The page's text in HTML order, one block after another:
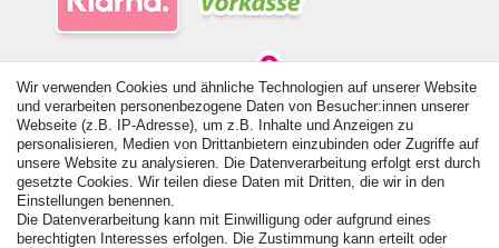
© Copyright 2026 | Alle Rechte vorbehalten. - Alle Rechte vorbehalten.
Preisangaben inkl. gesetzl. 19% MwSt. | Grundpreise siehe Artikeldetail | *Gilt für
Lieferungen nach Deutschland!
Vertrag widerrufen Kontakt
Wir verwenden Cookies und ähnliche Technologien auf unserer Website
und verarbeiten personenbezogene Daten von Besucher:innen unserer
Webseite (z.B. IP-Adresse), um z.B. Inhalte und Anzeigen zu
personalisieren, Medien von Drittanbietern einzubinden oder Zugriffe auf
unsere Website zu analysieren. Die Datenverarbeitung erfolgt erst durch
gesetzte Cookies. Wir teilen diese Daten mit Dritten, die wir in den
Einstellungen benennen.
Die Datenverarbeitung kann mit Einwilligung oder aufgrund eines
berechtigten Interesses erfolgen. Die Zustimmung kann erteilt oder